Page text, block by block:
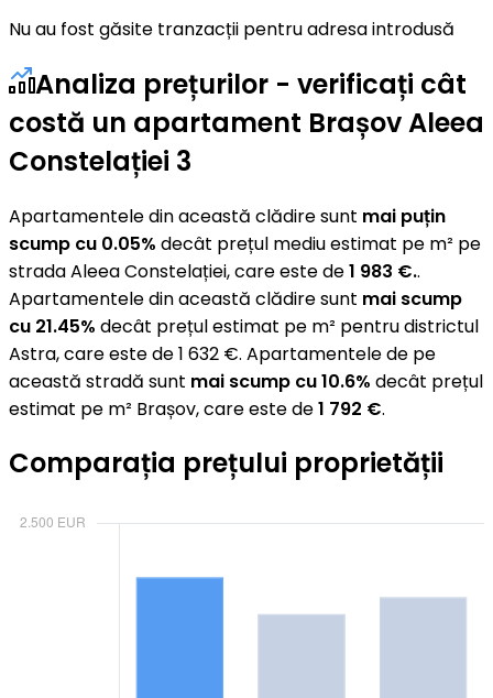
Nu au fost găsite tranzacții pentru adresa introdusă
Analiza prețurilor - verificați cât
costă un apartament Brașov Aleea
Constelației 3
Apartamentele din această clădire sunt mai puțin
scump cu 0.05% decât prețul mediu estimat pe m² pe
strada Aleea Constelației, care este de1 983 €..
Apartamentele din această clădire sunt mai scump
cu 21.45% decât prețul estimat pe m² pentru districtul
Astra, care este de 1 632 €. Apartamentele de pe
această stradă sunt mai scump cu 10.6% decât prețul
estimat pe m² Brașov, care este de1 792 €.
Comparația prețului proprietății